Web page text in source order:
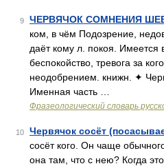
9 ЧЕРВЯЧОК СОМНЕНИЯ
ком, в чём Подозрение,
даёт кому л. покоя. Имеется
беспокойство, тревога за
неодобрением. книжн. ✦
Именная часть …
Фразеологический словарь
10 Червячок сосёт
сосёт кого. Он чаще
она там, что с нею? Когда